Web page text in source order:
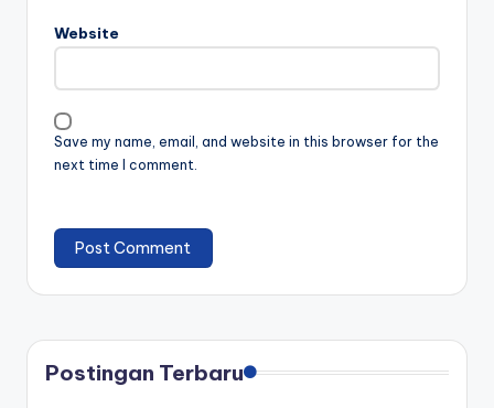
Website
Save my name, email, and website in this browser for the
next time I comment.
Postingan Terbaru